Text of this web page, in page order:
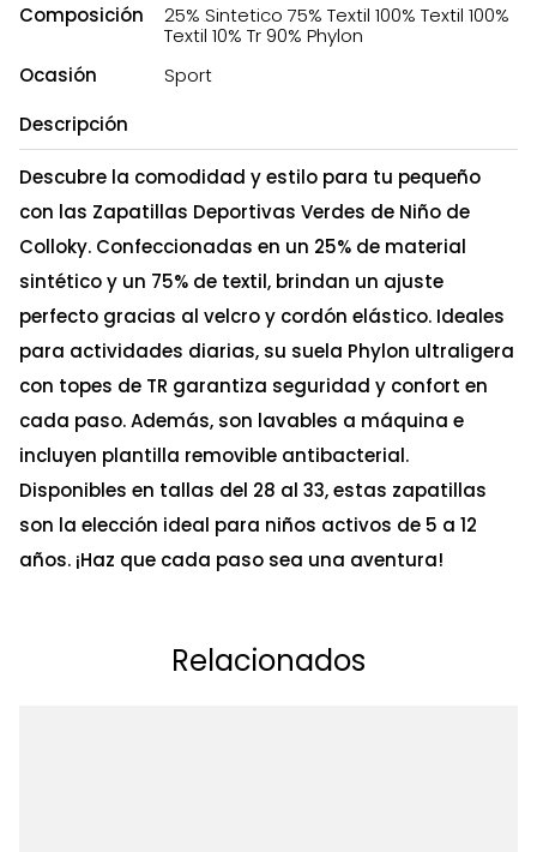
Composición
25% Sintetico 75% Textil 100% Textil 100%
Textil 10% Tr 90% Phylon
Ocasión
Sport
Descripción
Descubre la comodidad y estilo para tu pequeño
con las Zapatillas Deportivas Verdes de Niño de
Colloky. Confeccionadas en un 25% de material
sintético y un 75% de textil, brindan un ajuste
perfecto gracias al velcro y cordón elástico. Ideales
para actividades diarias, su suela Phylon ultraligera
con topes de TR garantiza seguridad y confort en
cada paso. Además, son lavables a máquina e
incluyen plantilla removible antibacterial.
Disponibles en tallas del 28 al 33, estas zapatillas
son la elección ideal para niños activos de 5 a 12
años. ¡Haz que cada paso sea una aventura!
Relacionados